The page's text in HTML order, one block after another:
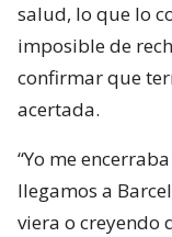
salud, lo que lo
imposible de
confirmar que
acertada.
“Yo me
llegamos a
viera o creyendo